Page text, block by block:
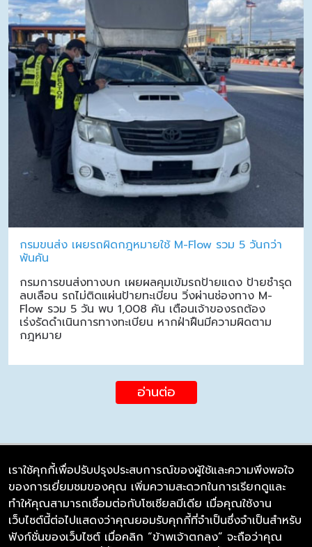
กรมขนส่ง เผยรถผิดกฎหมายใช้ M-Flow รวม 5 วันกว่า
พันคัน
กรมการขนส่งทางบก เผยผลคุมเข้มรถป้ายแดง ป้ายชำรุด
ลบเลือน รถไม่ติดแผ่นป้ายทะเบียน วิ่งผ่านช่องทาง M-
Flow รวม 5 วัน พบ 1,008 คัน เตือนเจ้าของรถต้อง
เร่งรัดดำเนินการทางทะเบียน หากฝ่าฝืนมีความผิดตาม
กฎหมาย
อ่านต่อ
บริษัท ซิมลิงค์ จำกัด
98/226 Bangrakyai-Baanmai Road,
Bangyai, Nonthaburi 11140
เราใช้คุกกี้เพื่อปรับปรุงประสบการณ์ของผู้ใช้และความพึงพอใจ
ของการเยี่ยมชมของคุณ เพิ่มความสะดวกในการเรียกดูและ
ทำให้คุณสามารถเชื่อมต่อกับโซเชียลมีเดีย เมื่อคุณใช้งาน
เว็บไซต์นี้ต่อไปแสดงว่าคุณยอมรับคุกกี้ที่จำเป็นซึ่งจำเป็นสำหรับ
ฟังก์ชั่นของเว็บไซต์ เมื่อคลิก “ข้าพเจ้าตกลง” จะถือว่าคุณ